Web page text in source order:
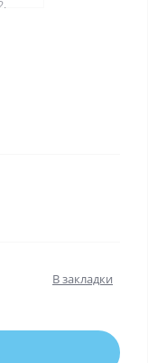
В закладки